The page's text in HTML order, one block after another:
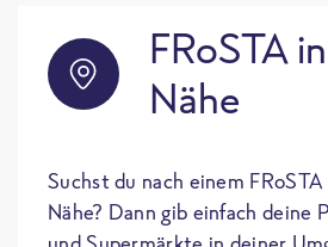
FRoSTA
Nähe
Suchst du nach einem
Nähe? Dann gib einfach deine